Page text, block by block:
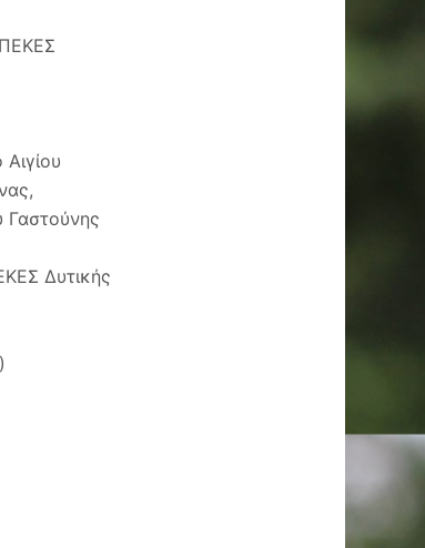
Γαστούνης
Δυτικής